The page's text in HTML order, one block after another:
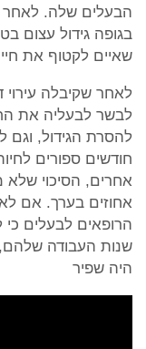
הבעלים שלה. לאחר
בגופה גידול עצום
שאיים לקטוף את
לאחר שקיבלה
לבשר לבעליה את
להסרת הגידול, וגם
חודשים ספורים
אחוזים בערך. אם
שנות העבודה שלהם,
היה שפיר